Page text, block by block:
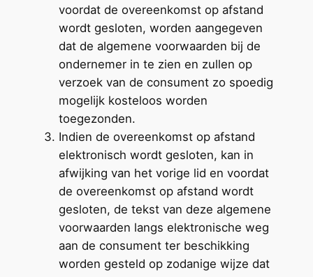
voordat de overeenkomst op afstand
wordt gesloten, worden aangegeven
dat de algemene voorwaarden bij de
ondernemer in te zien en zullen op
verzoek van de consument zo spoedig
mogelijk kosteloos worden
toegezonden.
Indien de overeenkomst op afstand
elektronisch wordt gesloten, kan in
afwijking van het vorige lid en voordat
de overeenkomst op afstand wordt
gesloten, de tekst van deze algemene
voorwaarden langs elektronische weg
aan de consument ter beschikking
worden gesteld op zodanige wijze dat